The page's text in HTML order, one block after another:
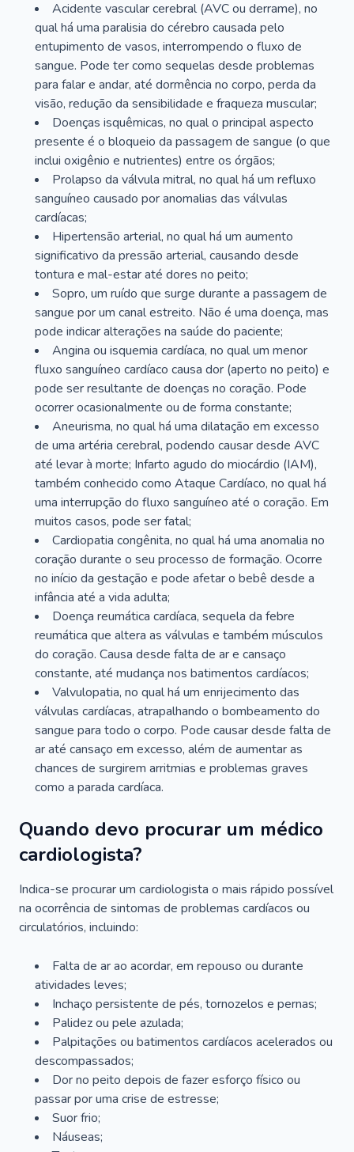
Acidente vascular cerebral (AVC ou derrame), no
qual há uma paralisia do cérebro causada pelo
entupimento de vasos, interrompendo o fluxo de
sangue. Pode ter como sequelas desde problemas
para falar e andar, até dormência no corpo, perda da
visão, redução da sensibilidade e fraqueza muscular;
Doenças isquêmicas, no qual o principal aspecto
presente é o bloqueio da passagem de sangue (o que
inclui oxigênio e nutrientes) entre os órgãos;
Prolapso da válvula mitral, no qual há um refluxo
sanguíneo causado por anomalias das válvulas
cardíacas;
Hipertensão arterial, no qual há um aumento
significativo da pressão arterial, causando desde
tontura e mal-estar até dores no peito;
Sopro, um ruído que surge durante a passagem de
sangue por um canal estreito. Não é uma doença, mas
pode indicar alterações na saúde do paciente;
Angina ou isquemia cardíaca, no qual um menor
fluxo sanguíneo cardíaco causa dor (aperto no peito) e
pode ser resultante de doenças no coração. Pode
ocorrer ocasionalmente ou de forma constante;
Aneurisma, no qual há uma dilatação em excesso
de uma artéria cerebral, podendo causar desde AVC
até levar à morte; Infarto agudo do miocárdio (IAM),
também conhecido como Ataque Cardíaco, no qual há
uma interrupção do fluxo sanguíneo até o coração. Em
muitos casos, pode ser fatal;
Cardiopatia congênita, no qual há uma anomalia no
coração durante o seu processo de formação. Ocorre
no início da gestação e pode afetar o bebê desde a
infância até a vida adulta;
Doença reumática cardíaca, sequela da febre
reumática que altera as válvulas e também músculos
do coração. Causa desde falta de ar e cansaço
constante, até mudança nos batimentos cardíacos;
Valvulopatia, no qual há um enrijecimento das
válvulas cardíacas, atrapalhando o bombeamento do
sangue para todo o corpo. Pode causar desde falta de
ar até cansaço em excesso, além de aumentar as
chances de surgirem arritmias e problemas graves
como a parada cardíaca.
Quando devo procurar um médico
cardiologista?
Indica-se procurar um cardiologista o mais rápido possível
na ocorrência de sintomas de problemas cardíacos ou
circulatórios, incluindo:
Falta de ar ao acordar, em repouso ou durante
atividades leves;
Inchaço persistente de pés, tornozelos e pernas;
Palidez ou pele azulada;
Palpitações ou batimentos cardíacos acelerados ou
descompassados;
Dor no peito depois de fazer esforço físico ou
passar por uma crise de estresse;
Suor frio;
Náuseas;